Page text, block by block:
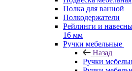
Полка для ванной
Полкодержатели
Рейлинги и
16 мм
Ручки мебельные
Назад
Ручки